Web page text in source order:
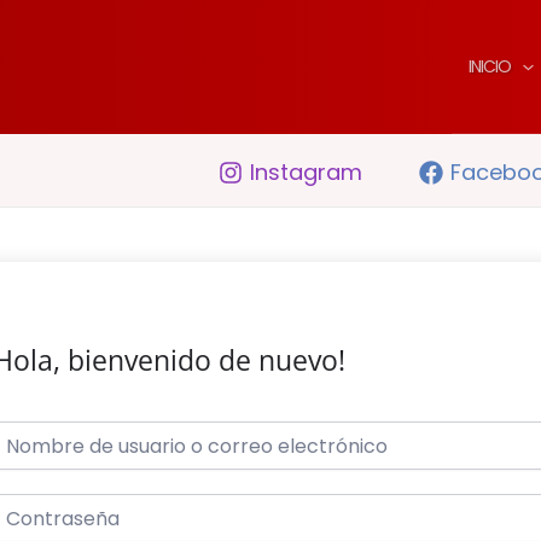
INICIO
Instagram
bienvenido de nuevo!